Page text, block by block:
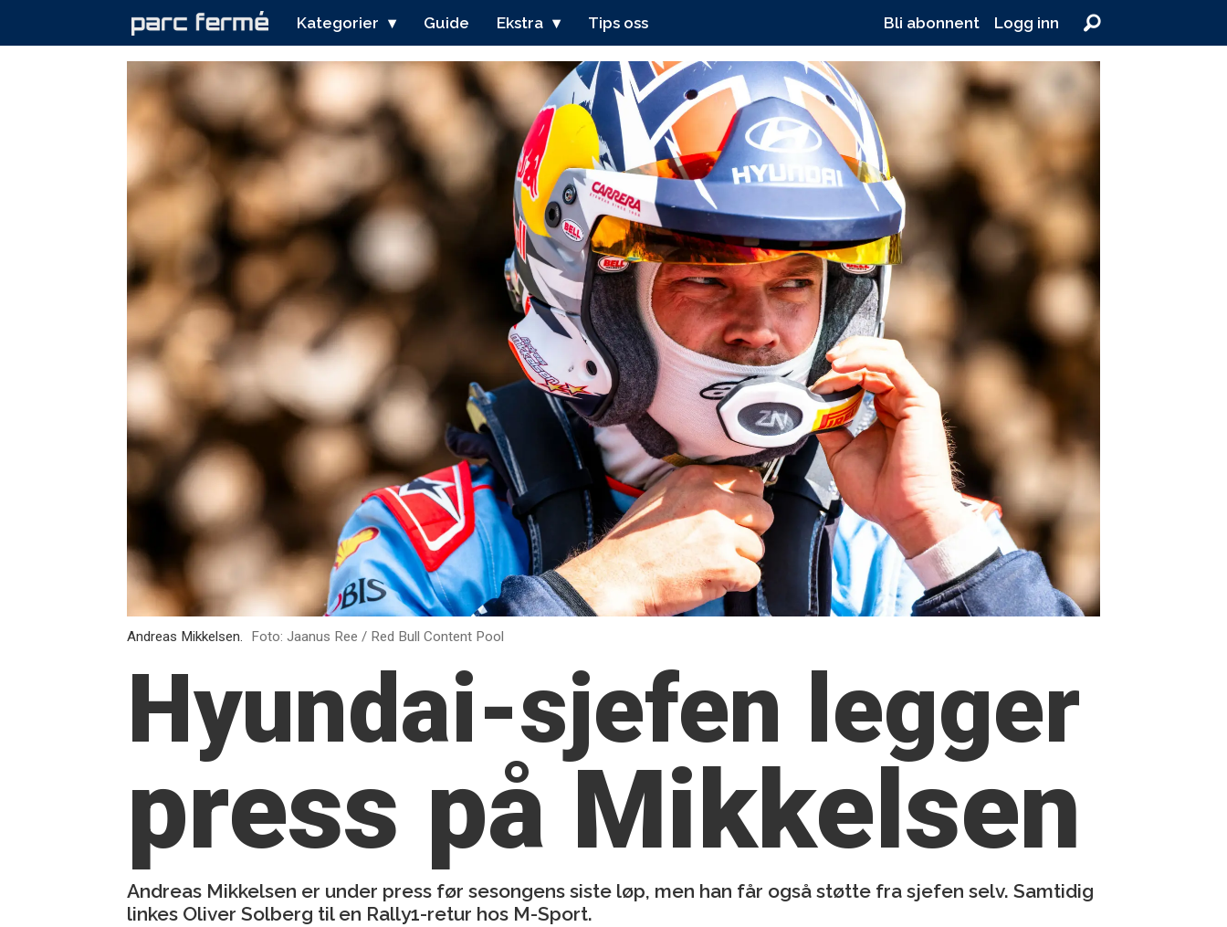
Kategorier Guide Ekstra Tips oss Bli abonnent Logg inn
Andreas Mikkelsen. Foto: Jaanus Ree / Red Bull Content Pool
Hyundai-sjefen legger
press på Mikkelsen
Andreas Mikkelsen er under press før sesongens siste løp, men han får også støtte fra sjefen selv. Samtidig
linkes Oliver Solberg til en Rally1-retur hos M-Sport.